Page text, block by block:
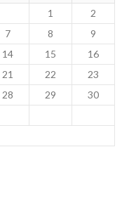
1
2
7 8
9
14 15
16
21 22
23
28 29
30